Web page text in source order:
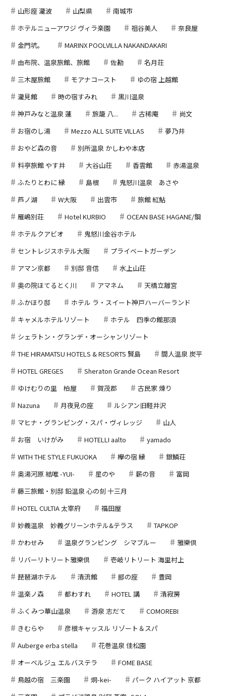
山形座 瀧波
山梨県
南城市
ホテルニューアワジ ヴィラ楽園
祖谷美人
奈良屋
金門坑。
MARINX POOLVILLA NAKANDAKARI
由布院、温泉旅館、旅館
佐勘
名月荘
三木屋旅館
モアナコースト
ゆの宿 上越館
瀧見館
時の宿すみれ
黒川温泉
神戸みなと温泉 蓮
旅籠 八... 古稀庵
尚文
お宿のし湯
Mezzo ALL SUITE VILLAS
夢乃井
おやど森の音
別所温泉 かしわや本店
料亭旅館 やす井
大谷山荘 香雲館
赤湯温泉
ふたりとわに 縁
島根
鬼怒川温泉 あさや
芦ノ湖
W大阪 出雲市
旅館 紅鮎
雁嶋別荘
Hotel KURBIO
OCEAN BASE HAGANE/鋼
ホテルクアビオ
鬼怒川金谷ホテル
セントレジスホテル大阪
プライベートガーデン
アマン京都
別邸 音信
水上山荘
奥の院ほてるとく川
アマネム
天橋立離宮
ふかほり邸
ホテル ラ・スイート神戸ハーバーランド
キャメルホテルリゾート
ホテル 四季の館那須
シェラトン・グランデ・オーシャンリゾート
THE HIRAMATSU HOTELS & RESORTS 賢島
間人温泉 炭平
HOTEL GREGES
Sheraton Grande Ocean Resort
ゆけむりの里 柏屋
賀茂郡
古民家 煉り
Nazuna
月夜見の座
ルシアン旧軽井沢
マヒナ・グランピング・スパ・ヴィレッジ
山人
お宿 いけがみ
HOTELLI aalto
yamado
WITH THE STYLE FUKUOKA
欅の宿 縁
銀鱗荘
奥湯河原 結唯 -YUI-
星のや 薪の音
富岡
藤三旅館・別邸 鉛温泉 心の刻 十三月
HOTEL CULTIA 太宰府
福田屋
妙義温泉 妙義グリーンホテル&テラス
TAPKOP
かわせみ
温泉グランピング シマブルー
雅樂倶
リバーリトリート雅樂倶
壱岐リトリート 海里村上
琵琶湖ホテル
清流館 鄙の座
豊岡
温楽ノ森
都わすれ HOTEL 講
清寂房
ふくみつ華山温泉
游泉 志だて
COMOREBI
きむらや
彦根キャッスル リゾート＆スパ
Auberge erba stella
花巻温泉 佳松園
オーベルジュ エルバステラ
FOME BASE
鳥越の宿 三楽園
炯-kei-
パーク ハイアット 京都